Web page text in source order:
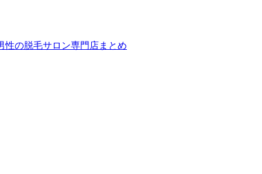
性の脱毛サロン専門店まとめ